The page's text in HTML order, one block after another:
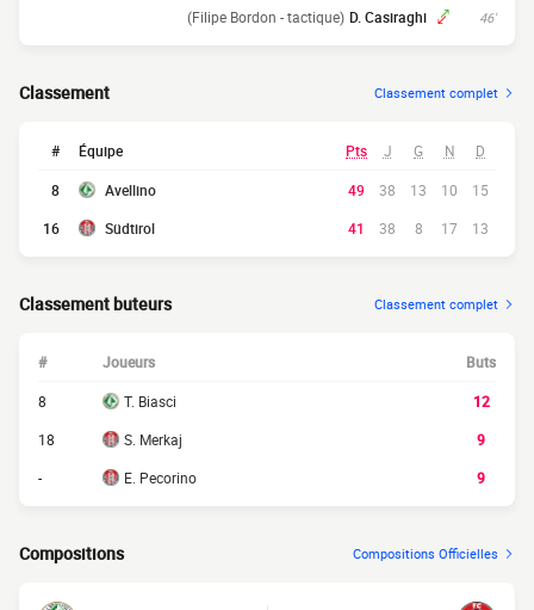
46'
D. Casiraghi
(Filipe Bordon - tactique)
Classement Classement complet
# Équipe Pts J G N D
8 Avellino 49 38 13 10
15
16
Südtirol 41 38 8 17 13
Classement buteurs Classement complet
# Joueurs Buts
8 T. Biasci
12
18
S. Merkaj
9
-
E. Pecorino 9
Compositions Compositions Officielles